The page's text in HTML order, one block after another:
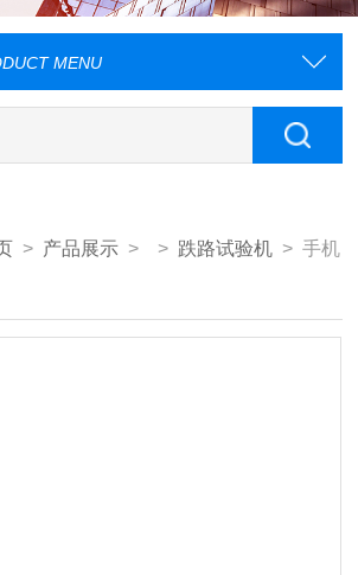
MENU
> 产品展示 > > 跌路试验机 > 手机